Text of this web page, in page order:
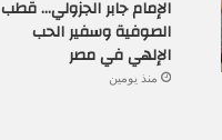
الإمام جابر الجزولي… قطب
الصوفية وسفير الحب
الإلهي في مصر
منذ يومين